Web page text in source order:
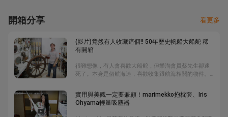
開箱分享 看更多
(影片)竟然有人收藏這個!! 50年歷史帆船大船舵 稀
有開箱
很難想像，有人會喜歡大船舵，但樂淘會員蔡先生卻迷
死了。本身是個航海迷，喜歡收集跟航海相關的物件。
而且這種「10柄」的船舵非常少，能買到這個，讓蔡先
生的臉上不時露出開心笑容。此外，他還分享了一個8柄
的大船舵，是從以前航行於北愛爾蘭大不列顛群島的船
隻所留下來的，全銅打造，全台灣就這個喔~~
實用與美觀一定要兼顧！marimekko抱枕套、Iris
Ohyama輕量吸塵器